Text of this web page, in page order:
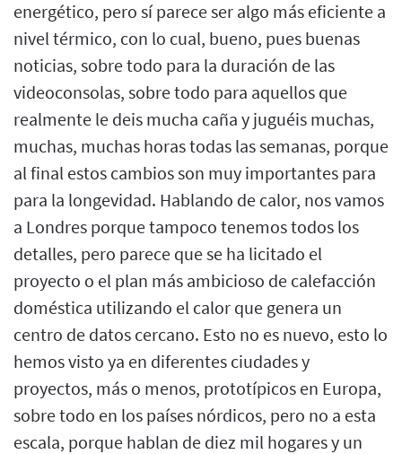
energético, pero sí parece ser algo más eficiente a
nivel térmico, con lo cual, bueno, pues buenas
noticias, sobre todo para la duración de las
videoconsolas, sobre todo para aquellos que
realmente le deis mucha caña y juguéis muchas,
muchas, muchas horas todas las semanas, porque
al final estos cambios son muy importantes para
para la longevidad. Hablando de calor, nos vamos
a Londres porque tampoco tenemos todos los
detalles, pero parece que se ha licitado el
proyecto o el plan más ambicioso de calefacción
doméstica utilizando el calor que genera un
centro de datos cercano. Esto no es nuevo, esto lo
hemos visto ya en diferentes ciudades y
proyectos, más o menos, prototípicos en Europa,
sobre todo en los países nórdicos, pero no a esta
escala, porque hablan de diez mil hogares y un